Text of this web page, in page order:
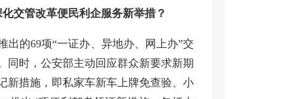
交管改革便民利企服务新举措？
的69项“一证办、异地办、网上办”交
同时，公安部主动回应群众新要求新期
新措施，即私家车新车上牌免查验、小